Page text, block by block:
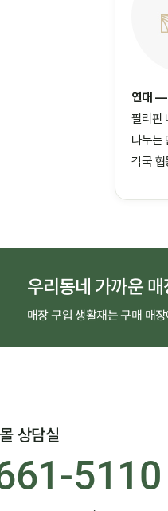
연대 —
필리핀
나누는
각국
우리동네 가까운
매장 구입 생활재는 구매 매
상담실
5110